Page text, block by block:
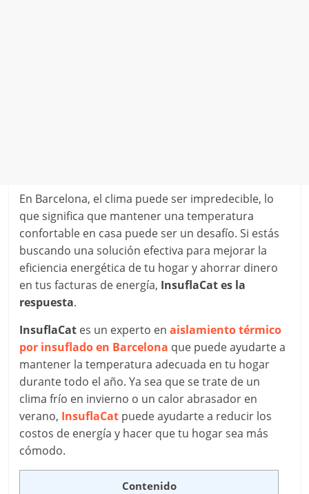
En Barcelona, el clima puede ser impredecible, lo
que significa que mantener una temperatura
confortable en casa puede ser un desafío. Si estás
buscando una solución efectiva para mejorar la
eficiencia energética de tu hogar y ahorrar dinero
en tus facturas de energía, InsuflaCat es la
respuesta.
InsuflaCat es un experto enaislamiento térmico
por insuflado en Barcelona que puede ayudarte a
mantener la temperatura adecuada en tu hogar
durante todo el año. Ya sea que se trate de un
clima frío en invierno o un calor abrasador en
verano, InsuflaCat puede ayudarte a reducir los
costos de energía y hacer que tu hogar sea más
cómodo.
Contenido